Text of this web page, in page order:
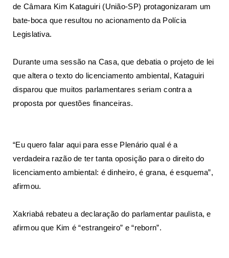
de Câmara Kim Kataguiri (União-SP) protagonizaram um
bate-boca que resultou no acionamento da Polícia
Legislativa.
Durante uma sessão na Casa, que debatia o projeto de lei
que altera o texto do licenciamento ambiental, Kataguiri
disparou que muitos parlamentares seriam contra a
proposta por questões financeiras.
“Eu quero falar aqui para esse Plenário qual é a
verdadeira razão de ter tanta oposição para o direito do
licenciamento ambiental: é dinheiro, é grana, é esquema”,
afirmou.
Xakriabá rebateu a declaração do parlamentar paulista, e
afirmou que Kim é “estrangeiro” e “reborn”.